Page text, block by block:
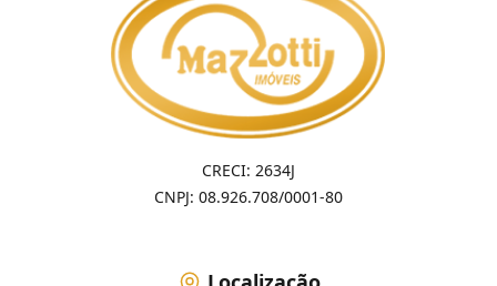
CRECI: 2634J
CNPJ: 08.926.708/0001-80